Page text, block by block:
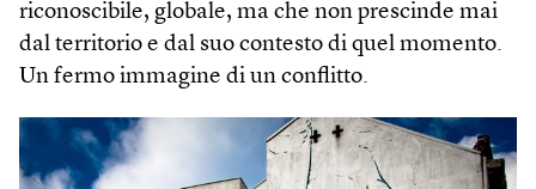
riconoscibile, globale, ma che non prescinde mai
dal territorio e dal suo contesto di quel momento.
Un fermo immagine di un conflitto.